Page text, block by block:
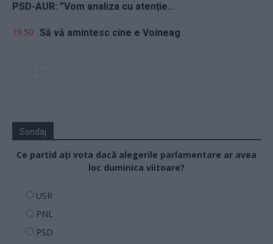
PSD-AUR: ”Vom analiza cu atenție...
19.50 Să vă amintesc cine e Voineag
Sondaj
Ce partid ați vota dacă alegerile parlamentare ar avea
loc duminica viitoare?
USR
PNL
PSD